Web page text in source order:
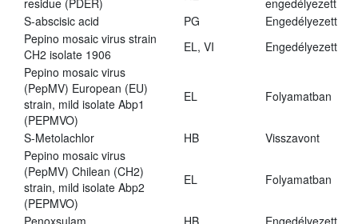
residue (PDER)
engedélyezett
S-abscisic acid
PG
Engedélyezett
Pepino mosaic virus strain
CH2 isolate 1906
EL, VI
Engedélyezett
Pepino mosaic virus
(PepMV) European (EU)
strain, mild isolate Abp1
(PEPMVO)
EL Folyamatban
S-Metolachlor HB
Visszavont
Pepino mosaic virus
(PepMV) Chilean (CH2)
strain, mild isolate Abp2
(PEPMVO)
EL Folyamatban